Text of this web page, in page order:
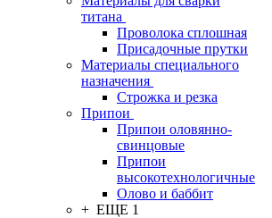
титана
Проволока сплошная
Присадочные прутки
Материалы специального
назначения
Строжка и резка
Припои
Припои оловянно-
свинцовые
Припои
высокотехнологичные
Олово и баббит
+ ЕЩЕ 1